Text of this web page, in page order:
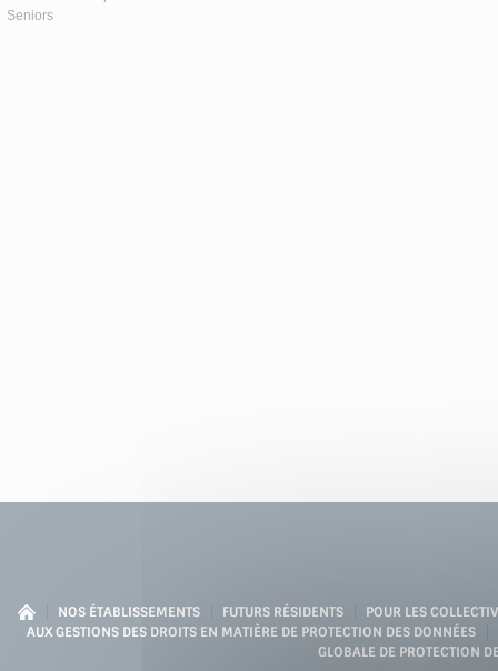
Seniors
NOS ÉTABLISSEMENTS FUTURS RÉSIDENTS
POUR LES
AUX GESTIONS DES DROITS EN MATIÈRE DE PROTECTION DES DONNÉES
GLOBALE DE PROTECTION